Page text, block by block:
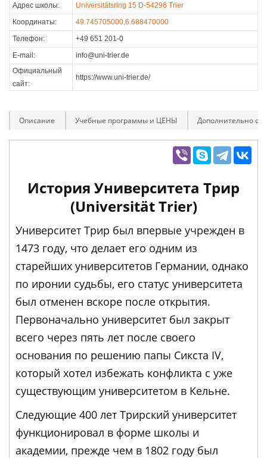
Адрес школы:
Universitätsring 15 D-54296 Trier
Координаты:
49.745705000,6.688470000
Телефон:
+49 651 201-0
E-mail:
info@uni-trier.de
Официальный
сайт:
https://www.uni-trier.de/
Описание Учебные программы и ЦЕНЫ Дополнительно
История Университета Трир
(Universität Trier)
Университет Трир был впервые учрежден в
1473 году, что делает его одним из
старейших университетов Германии, однако
по иронии судьбы, его статус университета
был отменен вскоре после открытия.
Первоначально университет был закрыт
всего через пять лет после своего
основания по решению папы Сикста IV,
который хотел избежать конфликта с уже
существующим университетом в Кельне.
Следующие 400 лет Трирский университет
функционировал в форме школы и
академии, прежде чем в 1802 году был